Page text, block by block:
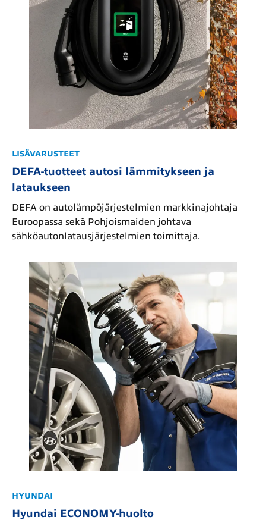
LISÄVARUSTEET
DEFA-tuotteet autosi lämmitykseen ja
lataukseen
DEFA on autolämpöjärjestelmien markkinajohtaja
Euroopassa sekä Pohjoismaiden johtava
sähköautonlatausjärjestelmien toimittaja.
HYUNDAI
Hyundai ECONOMY-huolto